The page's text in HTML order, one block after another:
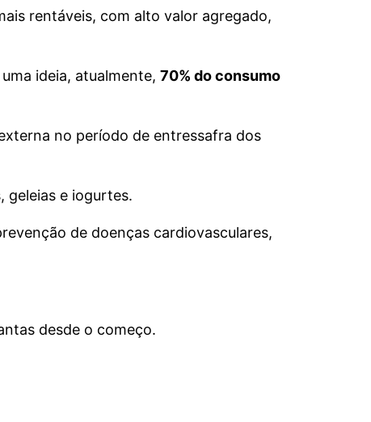
rentáveis, com alto valor agregado,
ideia, atualmente,70% do consumo
no período de entressafra dos
geleias e iogurtes.
de doenças cardiovasculares,
desde o começo.